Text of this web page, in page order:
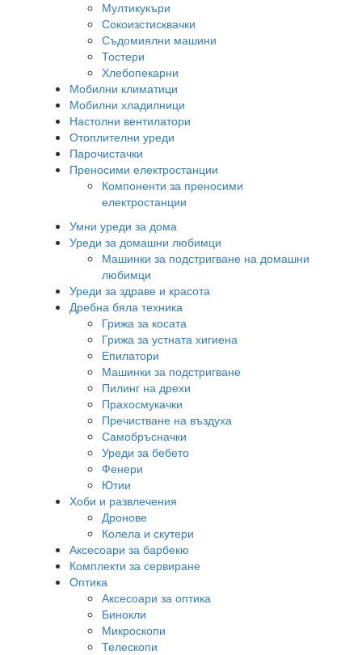
Мултикукъри
Сокоизстисквачки
Съдомиялни машини
Тостери
Хлебопекарни
Мобилни климатици
Мобилни хладилници
Настолни вентилатори
Отоплителни уреди
Парочистачки
Преносими електростанции
Компоненти за преносими
електростанции
Умни уреди за дома
Уреди за домашни любимци
Машинки за подстригване на домашни
любимци
Уреди за здраве и красота
Дребна бяла техника
Грижа за косата
Грижа за устната хигиена
Епилатори
Машинки за подстригване
Пилинг на дрехи
Прахосмукачки
Пречистване на въздуха
Самобръсначки
Уреди за бебето
Фенери
Ютии
Хоби и развлечения
Дронове
Колела и скутери
Аксесоари за барбекю
Комплекти за сервиране
Оптика
Аксесоари за оптика
Бинокли
Микроскопи
Телескопи